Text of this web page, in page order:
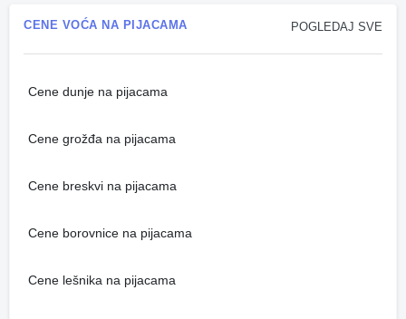
POGLEDAJ SVE
CENE VOĆA NA PIJACAMA
Cene dunje na pijacama
Cene grožđa na pijacama
Cene breskvi na pijacama
Cene borovnice na pijacama
Cene lešnika na pijacama